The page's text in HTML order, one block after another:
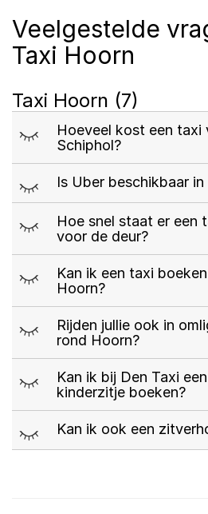
Veelgestelde
Taxi Hoorn
Taxi Hoorn (7)
m
Hoeveel kost een taxi
Schiphol?
m Is Uber beschikbaar
m
Hoe snel staat er een
voor de deur?
m
Kan ik een taxi
Hoorn?
m
Rijden jullie ook in
rond Hoorn?
m
Kan ik bij Den Taxi
kinderzitje boeken?
m Kan ik ook een